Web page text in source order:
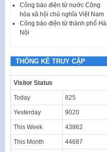
Công báo điện tử nước Cộng
hòa xã hội chủ nghĩa Việt Nam
Công báo điện tử thành phố Hà
Nội
THỐNG KÊ TRUY CẬP
Visitor Status
Today 825
Yesterday 9020
This Week 43862
This Month 44687